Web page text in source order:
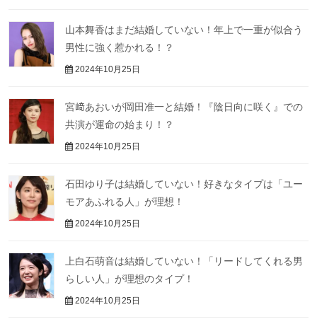
山本舞香はまだ結婚していない！年上で一重が似合う
男性に強く惹かれる！？
2024年10月25日
宮﨑あおいが岡田准一と結婚！『陰日向に咲く』での
共演が運命の始まり！？
2024年10月25日
石田ゆり子は結婚していない！好きなタイプは「ユー
モアあふれる人」が理想！
2024年10月25日
上白石萌音は結婚していない！「リードしてくれる男
らしい人」が理想のタイプ！
2024年10月25日